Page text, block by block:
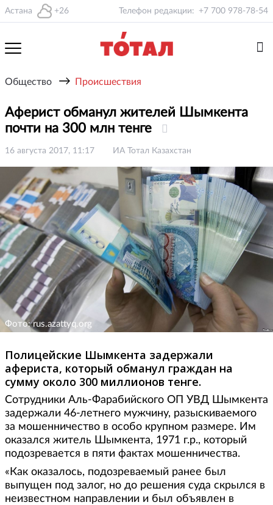
Астана +26 Телефон редакции: +7 700 978-78-54
Общество → Происшествия
Аферист обманул жителей Шымкента
почти на 300 млн тенге
16 августа 2017, 11:17 ИА Тотал Казахстан
Фото: rus.azattyq.org
Полицейские Шымкента задержали
афериста, который обманул граждан на
сумму около 300 миллионов тенге.
Сотрудники Аль-Фарабийского ОП УВД Шымкента
задержали 46-летнего мужчину, разыскиваемого
за мошенничество в особо крупном размере. Им
оказался житель Шымкента, 1971 г.р., который
подозревается в пяти фактах мошенничества.
«Как оказалось, подозреваемый ранее был
выпущен под залог, но до решения суда скрылся в
неизвестном направлении и был объявлен в